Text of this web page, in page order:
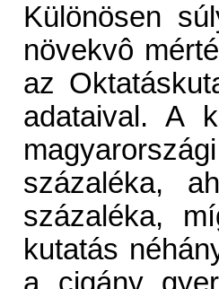
Különösen
növekvô
az
adataival. A
százaléka,
százaléka,
kutatás